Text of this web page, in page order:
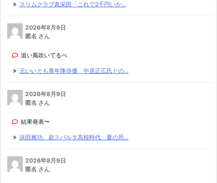
スリムクラブ真栄田「これで2千円いか...
2026年8月9日
匿名 さん
追い風吹いてるべ
元いいとも青年隊俳優 中居正広氏との...
2026年8月9日
匿名 さん
結果発表〜
浜田雅功、超スパルタ高校時代 夏の思...
2026年8月9日
匿名 さん